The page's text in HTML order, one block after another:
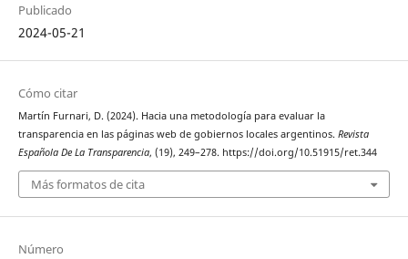
Publicado
2024-05-21
Cómo citar
Martín Furnari, D. (2024). Hacia una metodología para evaluar la
transparencia en las páginas web de gobiernos locales argentinos. Revista
Española De La Transparencia, (19), 249–278. https://doi.org/10.51915/ret.344
Más formatos de cita
Número